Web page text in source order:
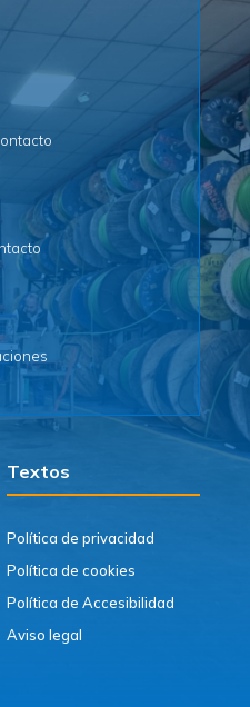
Textos
Política de privacidad
Política de cookies
Política de Accesibilidad
Aviso legal